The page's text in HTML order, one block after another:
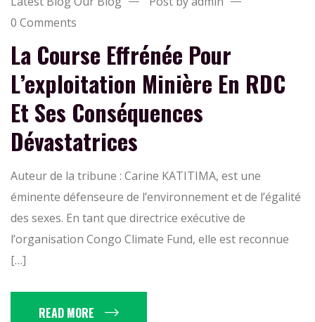
0 Comments
La Course Effrénée Pour
L’exploitation Minière En RDC
Et Ses Conséquences
Dévastatrices
Auteur de la tribune : Carine KATITIMA, est une
éminente défenseure de l’environnement et de l’égalité
des sexes. En tant que directrice exécutive de
l’organisation Congo Climate Fund, elle est reconnue
[…]
READ MORE